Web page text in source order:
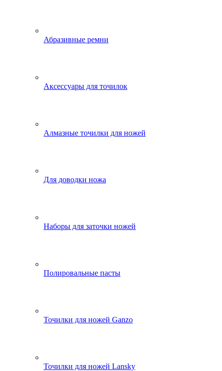
Абразивные ремни
Аксессуары для точилок
Алмазные точилки для ножей
Для доводки ножа
Наборы для заточки ножей
Полировальные пасты
Точилки для ножей Ganzo
Точилки для ножей Lansky